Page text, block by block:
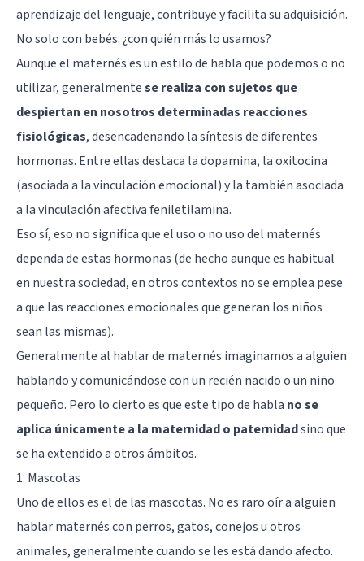
aprendizaje del lenguaje, contribuye y facilita su adquisición.
No solo con bebés: ¿con quién más lo usamos?
Aunque el maternés es un estilo de habla que podemos o no
utilizar, generalmentese realiza con sujetos que
despiertan en nosotros determinadas reacciones
fisiológicas, desencadenando la síntesis de diferentes
hormonas. Entre ellas destaca la dopamina, laoxitocina
(asociada a la vinculación emocional) y la también asociada
a la vinculación afectiva feniletilamina.
Eso sí, eso no significa que el uso o no uso del maternés
dependa de estas hormonas (de hecho aunque es habitual
en nuestra sociedad, en otros contextos no se emplea pese
a que las reacciones emocionales que generan los niños
sean las mismas).
Generalmente al hablar de maternés imaginamos a alguien
hablando y comunicándose con un recién nacido o un niño
pequeño. Pero lo cierto es que este tipo de habla no se
aplica únicamente a la maternidad o paternidadsino que
se ha extendido a otros ámbitos.
1. Mascotas
Uno de ellos es el de las mascotas. No es raro oír a alguien
hablar maternés con perros, gatos, conejos u otros
animales, generalmente cuando se les está dando afecto.